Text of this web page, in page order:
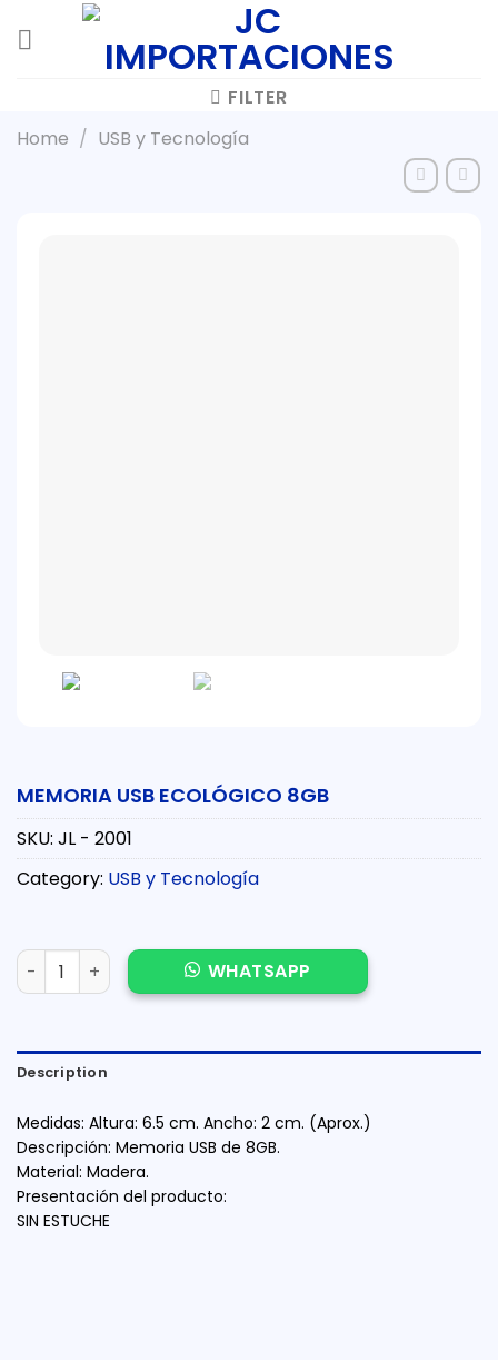
FILTER
Home / USB y Tecnología
MEMORIA USB ECOLÓGICO 8GB
SKU: JL - 2001
Category: USB y Tecnología
MEMORIA USB ECOLÓGICO 8GB quantity
WHATSAPP
Description
Medidas: Altura: 6.5 cm. Ancho: 2 cm. (Aprox.)
Descripción: Memoria USB de 8GB.
Material: Madera.
Presentación del producto:
SIN ESTUCHE